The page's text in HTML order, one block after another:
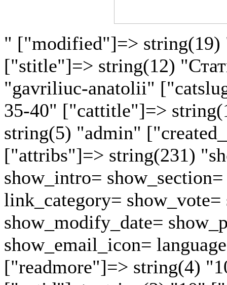
" ["modified"]=> string(19)
["stitle"]=> string(12)
"gavriliuc-anatolii"
35-40" ["cattitle"]=>
string(5) "admin"
["attribs"]=> string(231)
show_intro=
link_category= show_vote=
show_modify_date=
show_email_icon=
["readmore"]=> string(4)